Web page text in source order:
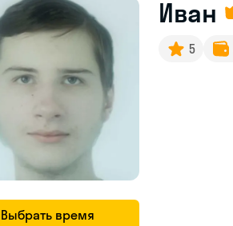
Выбрать время
Иван
5